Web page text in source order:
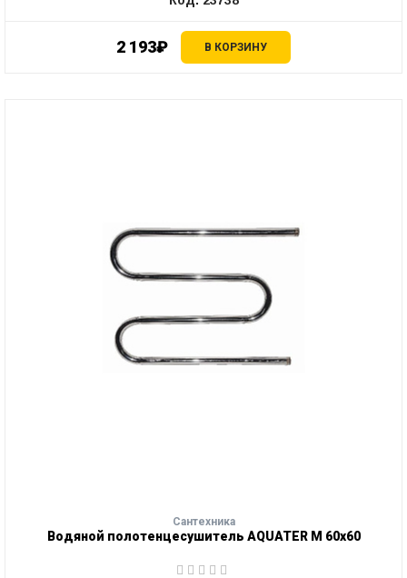
2 193₽ В КОРЗИНУ
Сантехника
Водяной полотенцесушитель AQUATER М 60х60